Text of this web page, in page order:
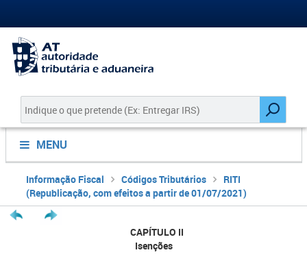
MENU
Informação Fiscal Códigos Tributários
RITI
(Republicação, com efeitos a partir de 01/07/2021)
CAPÍTULO II
Isenções